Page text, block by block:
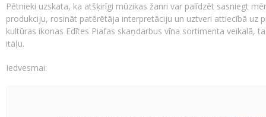
Pētnieki uzskata, ka atšķirīgi mūzikas žanri var palīdzēt sasniegt
produkciju, rosināt patērētāja interpretāciju un uztveri attiecībā uz
kultūras ikonas Edītes Piafas skaņdarbus vīna sortimenta veikalā,
itāļu.
Iedvesmai: